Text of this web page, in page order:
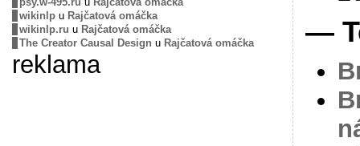
wikinlpu Rajčatová omáčka
wikinlp.ru u Rajčatová omáčka
The Creator Causal Design u Rajčatová omáčka
reklama
—